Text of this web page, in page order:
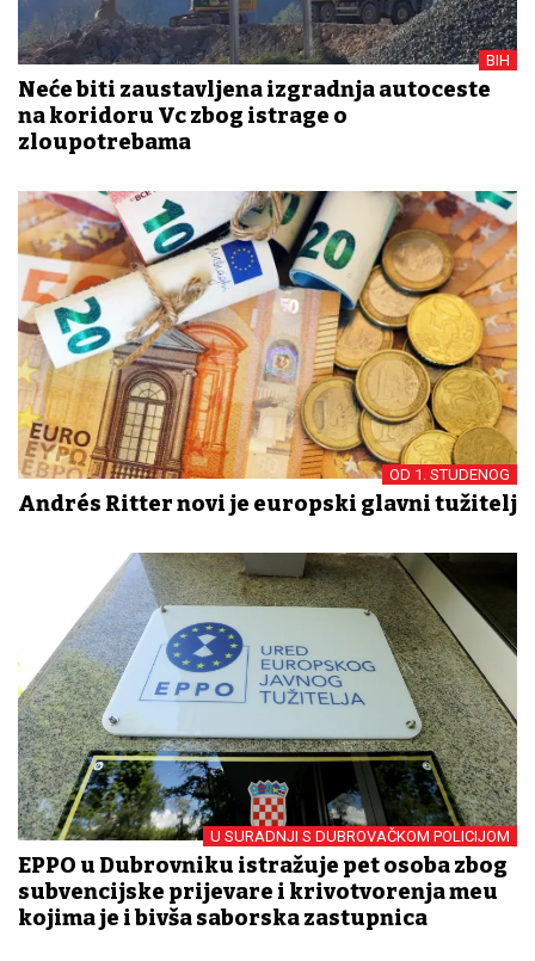
BIH
Neće biti zaustavljena izgradnja autoceste
na koridoru Vc zbog istrage o
zloupotrebama
OD 1. STUDENOG
Andrés Ritter novi je europski glavni tužitelj
U SURADNJI S DUBROVAČKOM POLICIJOM
EPPO u Dubrovniku istražuje pet osoba zbog
subvencijske prijevare i krivotvorenja među
kojima je i bivša saborska zastupnica